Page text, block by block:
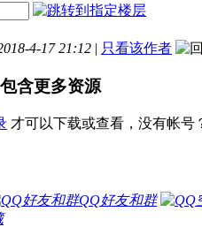
4-17 21:12 | 只看该作者
含更多资源
才可以下载或查看，没有帐号
QQ好友和群